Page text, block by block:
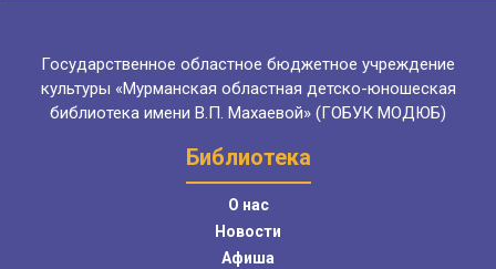
Государственное областное бюджетное учреждение
культуры «Мурманская областная детско-юношеская
библиотека имени В.П. Махаевой» (ГОБУК МОДЮБ)
Библиотека
О нас
Новости
Афиша